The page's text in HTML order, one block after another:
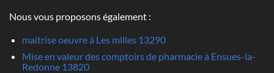
Nous vous proposons également :
maitrise oeuvre à Les milles 13290
Mise en valeur des comptoirs de pharmacie à Ensues-la-
Redonne 13820